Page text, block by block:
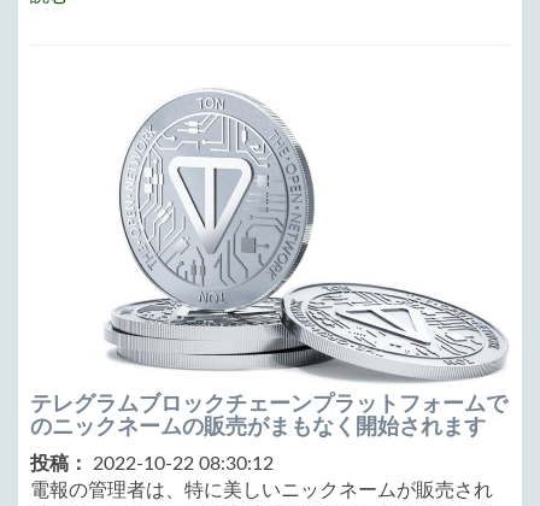
テレグラムブロックチェーンプラットフォームで
のニックネームの販売がまもなく開始されます
投稿：
2022-10-22 08:30:12
電報の管理者は、特に美しいニックネームが販売され